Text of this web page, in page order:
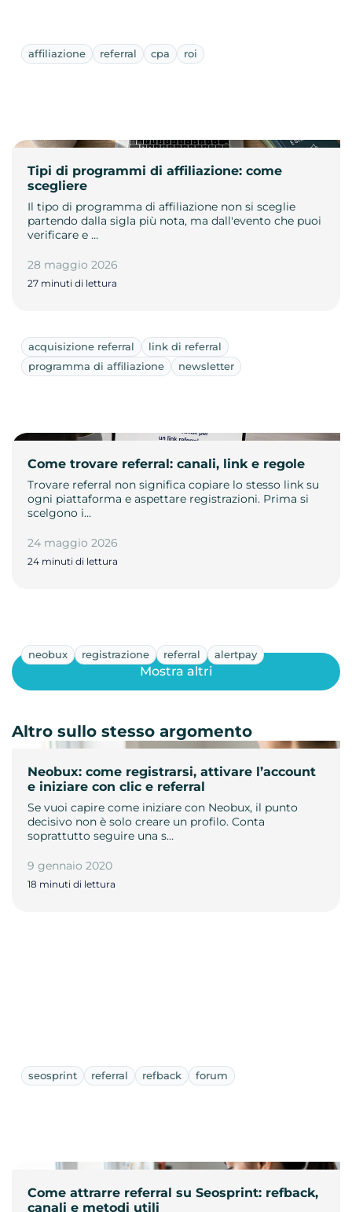
affiliazione referral cpa roi
Tipi di programmi di affiliazione: come
scegliere
Il tipo di programma di affiliazione non si sceglie
partendo dalla sigla più nota, ma dall'evento che puoi
verificare e …
28 maggio 2026
27 minuti di lettura
acquisizione referral
link di referral
programma di affiliazione
newsletter
Come trovare referral: canali, link e regole
Trovare referral non significa copiare lo stesso link su
ogni piattaforma e aspettare registrazioni. Prima si
scelgono i…
24 maggio 2026
24 minuti di lettura
neobux registrazione referral alertpay
Neobux: come registrarsi, attivare l’account
e iniziare con clic e referral
Se vuoi capire come iniziare con Neobux, il punto
decisivo non è solo creare un profilo. Conta
soprattutto seguire una s…
9 gennaio 2020
18 minuti di lettura
Mostra altri
Altro sullo stesso argomento
seosprint referral refback forum
Come attrarre referral su Seosprint: refback,
canali e metodi utili